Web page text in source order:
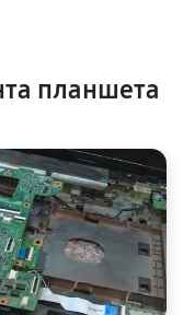
планшета